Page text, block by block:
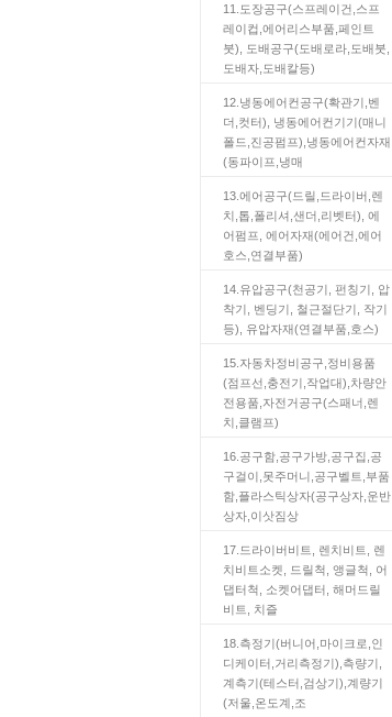
11.도장공구(스프레이건,스프
레이컵,에어리스부품,페인트
붓), 도배공구(도배로라,도배붓,
도배자,도배칼등)
12.냉동에어컨공구(확관기,벤
더,컷터), 냉동에어컨기기(매니
폴드,진공펌프),냉동에어컨자재
(동파이프,냉매
13.에어공구(드릴,드라이버,렌
치,톱,폴리셔,샌더,리벳터), 에
어펌프, 에어자재(에어건,에어
호스,연결부품)
14.유압공구(천공기, 펀칭기, 압
착기, 벤딩기, 철근절단기, 작기
등), 유압자재(연결부품,호스)
15.자동차정비공구,정비용품
(점프선,충전기,작업대),차량안
전용품,자전거공구(스패너,렌
치,클램프)
16.공구함,공구가방,공구집,공
구걸이,못주머니,공구벨트,부품
함,플라스틱상자(공구상자,운반
상자,이삿짐상
17.드라이버비트, 렌치비트, 렌
치비트소켓, 드릴척, 앵글척, 어
댑터척, 소켓어댑터, 해머드릴
비트, 치즐
18.측정기(버니어,마이크로,인
디케이터,거리측정기),측량기,
계측기(테스터,검상기),계량기
(저울,온도계,조